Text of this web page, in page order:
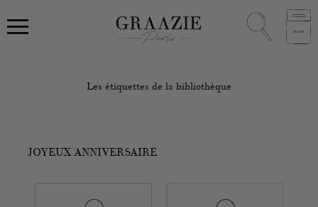
Les étiquettes de la bibliothèque
JOYEUX ANNIVERSAIRE